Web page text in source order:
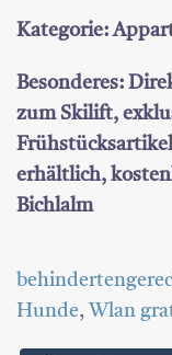
Kategorie:
Besonderes:
zum Skilift,
erhältlich,
Bichlalm
Hunde, Wlan